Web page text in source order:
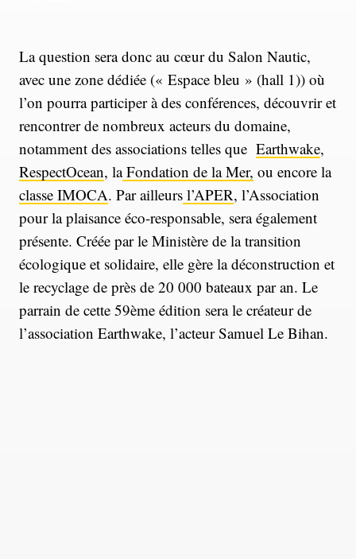
La question sera donc au cœur du Salon Nautic,
avec une zone dédiée (« Espace bleu » (hall 1)) où
l’on pourra participer à des conférences, découvrir et
rencontrer de nombreux acteurs du domaine,
notamment des associations telles que Earthwake,
RespectOcean, laFondation de la Mer, ou encore la
classe IMOCA. Par ailleurs l’APER, l’Association
pour la plaisance éco-responsable, sera également
présente. Créée par le Ministère de la transition
écologique et solidaire, elle gère la déconstruction et
le recyclage de près de 20 000 bateaux par an. Le
parrain de cette 59ème édition sera le créateur de
l’association Earthwake, l’acteur Samuel Le Bihan.